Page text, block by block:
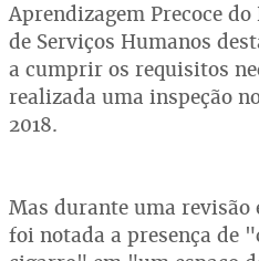
Aprendizagem Precoce
de Serviços Humanos
a cumprir os requisitos
realizada uma inspeção
2018.
Mas durante uma revisão
foi notada a presença de